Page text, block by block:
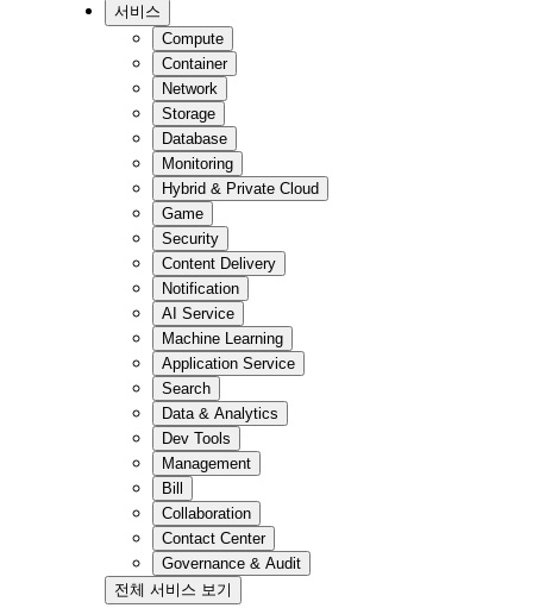
서비스
Compute
Container
Network
Storage
Database
Monitoring
Hybrid & Private Cloud
Game
Security
Content Delivery
Notification
AI Service
Machine Learning
Application Service
Search
Data & Analytics
Dev Tools
Management
Bill
Collaboration
Contact Center
Governance & Audit
전체 서비스 보기